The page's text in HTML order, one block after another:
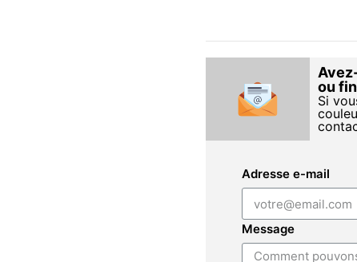
ou
Si
Adresse e-mail
Message